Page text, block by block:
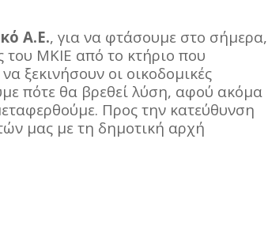
Α.Ε., για να φτάσουμε στο σήμερα,
ΜΚΙΕ από το κτήριο που
ξεκινήσουν οι οικοδομικές
πότε θα βρεθεί λύση, αφού ακόμα
Προς την κατεύθυνση
μας με τη δημοτική αρχή